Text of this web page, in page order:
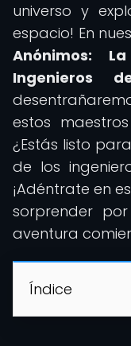
universo y
espacio! En
Anónimos:
Ingenieros
estos
¿Estás listo
de los
¡Adéntrate en
sorprender
aventura
Índice